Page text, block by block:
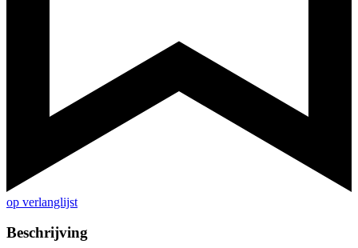
op verlanglijst
Beschrijving